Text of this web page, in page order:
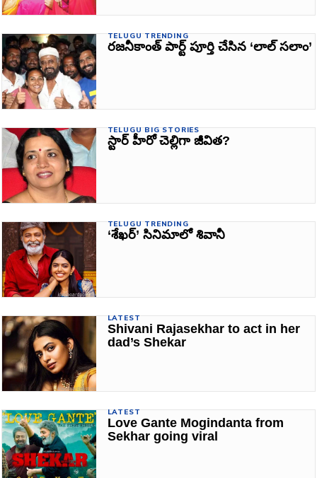
TELUGU TRENDING
రజనీకాంత్ పార్ట్ పూర్తి చేసిన ‘లాల్ సలాం’
TELUGU BIG STORIES
స్టార్‌ హీరో చెల్లిగా జీవిత?
TELUGU TRENDING
‘శేఖర్‌’ సినిమాలో శివానీ
LATEST
Shivani Rajasekhar to act in her
dad’s Shekar
LATEST
Love Gante Mogindanta from
Sekhar going viral